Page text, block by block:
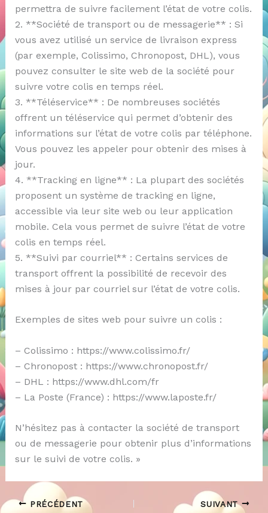
permettra de suivre facilement l’état de votre colis.
2. **Société de transport ou de messagerie** : Si
vous avez utilisé un service de livraison express
(par exemple, Colissimo, Chronopost, DHL), vous
pouvez consulter le site web de la société pour
suivre votre colis en temps réel.
3. **Téléservice** : De nombreuses sociétés
offrent un téléservice qui permet d’obtenir des
informations sur l’état de votre colis par téléphone.
Vous pouvez les appeler pour obtenir des mises à
jour.
4. **Tracking en ligne** : La plupart des sociétés
proposent un système de tracking en ligne,
accessible via leur site web ou leur application
mobile. Cela vous permet de suivre l’état de votre
colis en temps réel.
5. **Suivi par courriel** : Certains services de
transport offrent la possibilité de recevoir des
mises à jour par courriel sur l’état de votre colis.
Exemples de sites web pour suivre un colis :
– Colissimo : https://www.colissimo.fr/
– Chronopost : https://www.chronopost.fr/
– DHL : https://www.dhl.com/fr
– La Poste (France) : https://www.laposte.fr/
N’hésitez pas à contacter la société de transport
ou de messagerie pour obtenir plus d’informations
sur le suivi de votre colis. »
PRÉCÉDENT SUIVANT